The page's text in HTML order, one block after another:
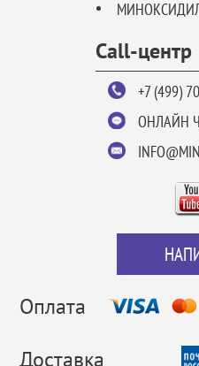
Call-центр
+7 (499)
ОНЛАЙН
Оплата
Доставка